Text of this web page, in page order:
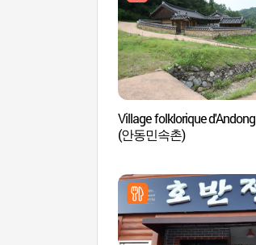
Village folklorique d'Andong
(안동민속촌)